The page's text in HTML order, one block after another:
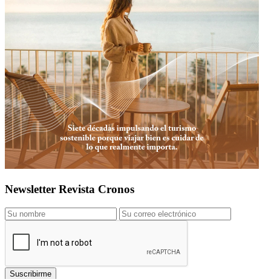
Newsletter Revista Cronos
Suscribirme